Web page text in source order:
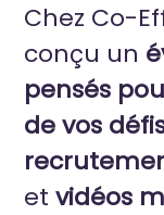
Chez Co-
conçu un
pensés
de vos
etvidéos